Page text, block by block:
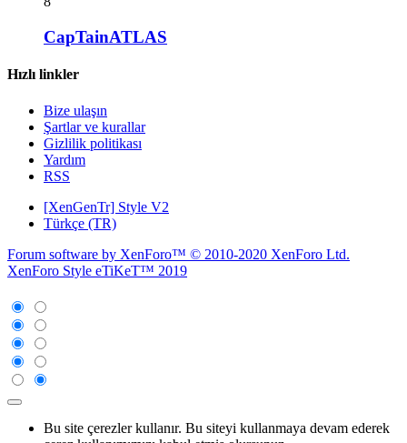
CapTainATLAS
Hızlı linkler
Bize ulaşın
Şartlar ve kurallar
Gizlilik politikası
Yardım
RSS
[XenGenTr] Style V2
Türkçe (TR)
Forum software by XenForo™ © 2010-2020 XenForo Ltd.
XenForo Style eTiKeT™ 2019
Bu site çerezler kullanır. Bu siteyi kullanmaya devam ederek